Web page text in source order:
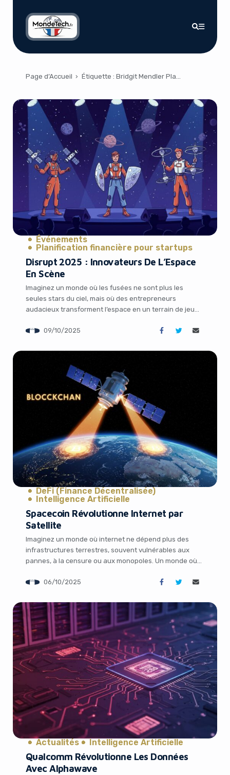
Page d’Accueil › Étiquette : Bridgit Mendler Planet Labs stations terrestres communications par satellite antennes réseau à commande de phase infrastructures spatiales start-up spatiales connectivité toujours active
Événements
Planification financière pour startups
Disrupt 2025 : Innovateurs De L’Espace
En Scène
Imaginez un monde où les fusées ne sont plus les
seules stars du ciel, mais où des entrepreneurs
audacieux transforment l’espace en un terrain de jeu
des innovations qui redéfinissent notre présence
profile à l’horizon avec TechCrunch Disrupt […]
09/10/2025
DeFi (Finance Décentralisée)
Intelligence Artificielle
Spacecoin Révolutionne Internet par
Satellite
Imaginez un monde où internet ne dépend plus des
infrastructures terrestres, souvent vulnérables aux
pannes, à la censure ou aux monopoles. Un monde où
par la blockchain, garantissant une connectivité sans
audacieuse portée par TechCrunch, qui relate une
avancée majeure de […]
06/10/2025
Actualités Intelligence Artificielle
Qualcomm Révolutionne Les Données
Avec Alphawave